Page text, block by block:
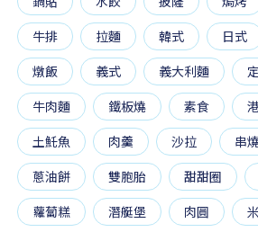
牛排
拉麵 韓式 日式
燉飯
義式 義大利麵
牛肉麵
鐵板燒 素食
土魠魚
肉羹 沙拉 串
蔥油餅
雙胞胎 甜甜圈
蘿蔔糕
潛艇堡 肉圓